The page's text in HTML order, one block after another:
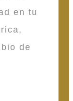
en tu
de